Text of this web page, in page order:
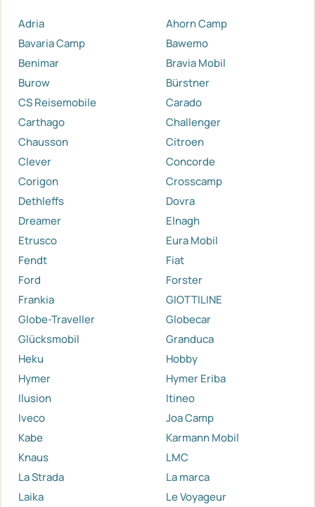
Adria
Ahorn Camp
Bavaria Camp
Bawemo
Benimar
Bravia Mobil
Burow
Bürstner
CS Reisemobile
Carado
Carthago
Challenger
Chausson
Citroen
Clever
Concorde
Corigon
Crosscamp
Dethleffs
Dovra
Dreamer
Elnagh
Etrusco
Eura Mobil
Fendt
Fiat
Ford
Forster
Frankia
GIOTTILINE
Globe-Traveller
Globecar
Glücksmobil
Granduca
Heku
Hobby
Hymer
Hymer Eriba
Ilusion
Itineo
Iveco
Joa Camp
Kabe
Karmann Mobil
Knaus
LMC
La Strada
La marca
Laika
Le Voyageur